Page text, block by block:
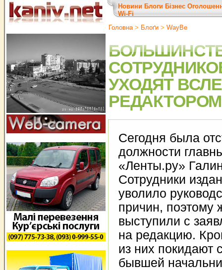
Новини Блоги Бізнес
Wi-Fi
Головна> Блоґи > WayBe
УХОДЯТ
РЕДАКТОРОМ
Сегодня была
должности
«Ленты.ру»
Сотрудники
уволило
причин, поэтому
выступили с
на редакцию.
из них покидают
бывшей